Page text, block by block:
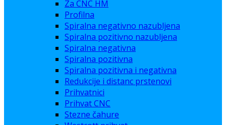
Za CNC HM
Profilna
Spiralna negativno nazubljena
Spiralna pozitivno nazubljena
Spiralna negativna
Spiralna pozitivna
Spiralna pozitivna i negativna
Redukcije i distanc prstenovi
Prihvatnici
Prihvat CNC
Stezne čahure